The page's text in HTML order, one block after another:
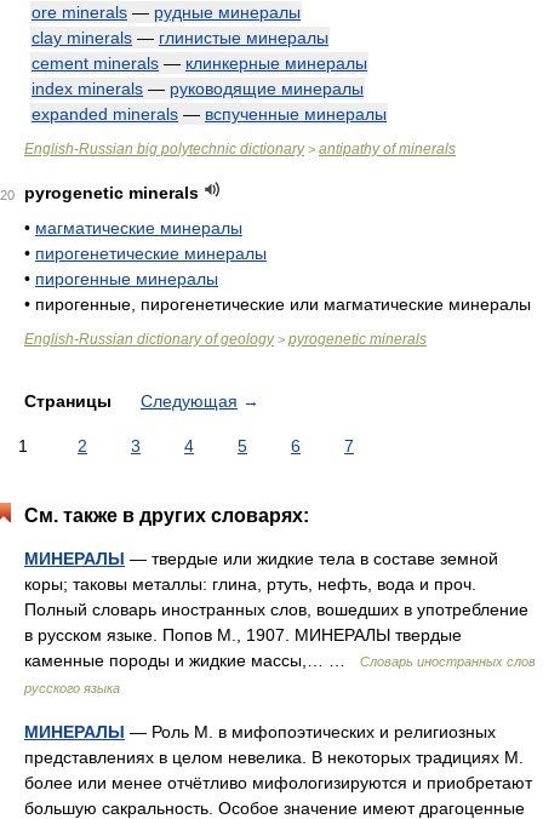
ore minerals — рудные минералы
clay minerals — глинистые минералы
cement minerals — клинкерные минералы
index minerals — руководящие минералы
expanded minerals — вспученные минералы
English-Russian big polytechnic dictionary> antipathy of minerals
20
pyrogenetic minerals
• магматические минералы
• пирогенетические минералы
• пирогенные минералы
• пирогенные, пирогенетические или магматические минералы
English-Russian dictionary of geology> pyrogenetic minerals
Страницы Следующая →
1 2 3 4 5 6 7
См. также в других словарях:
МИНЕРАЛЫ — твердые или жидкие тела в составе земной
коры; таковы металлы: глина, ртуть, нефть, вода и проч.
Полный словарь иностранных слов, вошедших в употребление
в русском языке. Попов М., 1907. МИНЕРАЛЫ твердые
каменные породы и жидкие массы,… …
Словарь иностранных слов
русского языка
МИНЕРАЛЫ — Роль М. в мифопоэтических и религиозных
представлениях в целом невелика. В некоторых традициях М.
более или менее отчётливо мифологизируются и приобретают
большую сакральность. Особое значение имеют драгоценные